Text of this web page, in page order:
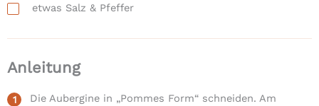
etwas Salz & Pfeffer
Anleitung
Die Aubergine in „Pommes Form“ schneiden. Am